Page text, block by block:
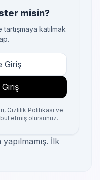
misin?
katılmak
Giriş
, Gizlilik Politikası ve
etmiş olursunuz.
İlk